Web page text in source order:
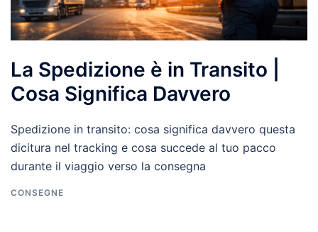
La Spedizione è in Transito |
Cosa Significa Davvero
Spedizione in transito: cosa significa davvero questa
dicitura nel tracking e cosa succede al tuo pacco
durante il viaggio verso la consegna
CONSEGNE